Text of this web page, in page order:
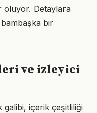
oluyor. Detaylara
bir
ve izleyici
galibi, içerik çeşitliliği